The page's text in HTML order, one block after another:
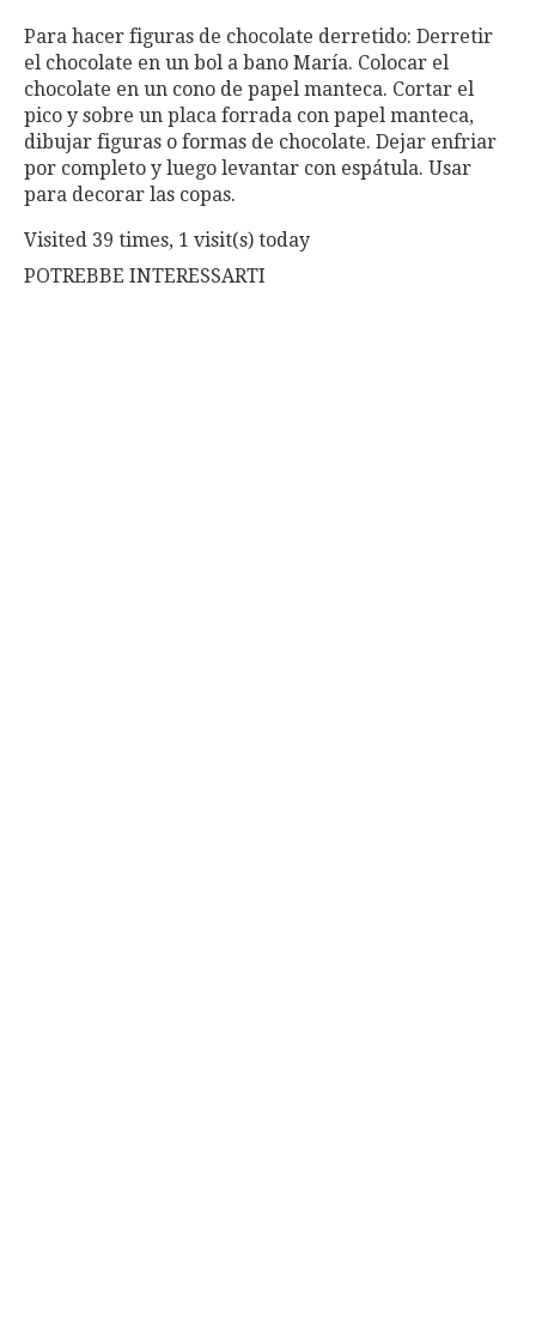
Para hacer figuras de chocolate derretido: Derretir
el chocolate en un bol a bano María. Colocar el
chocolate en un cono de papel manteca. Cortar el
pico y sobre un placa forrada con papel manteca,
dibujar figuras o formas de chocolate. Dejar enfriar
por completo y luego levantar con espátula. Usar
para decorar las copas.
Visited 39 times, 1 visit(s) today
POTREBBE INTERESSARTI